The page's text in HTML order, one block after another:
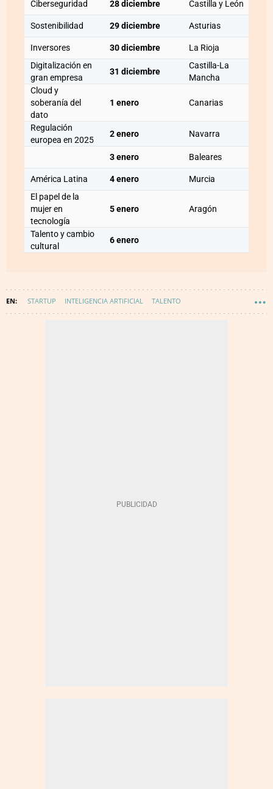
Ciberseguridad 28 diciembre Castilla y León
Sostenibilidad 29 diciembre Asturias
Inversores 30 diciembre
La Rioja
Digitalización en
gran empresa
31 diciembre
Castilla-La
Mancha
Cloud y
soberanía del
dato
1 enero Canarias
Regulación
europea en 2025
2 enero Navarra
3 enero Baleares
América Latina 4 enero
Murcia
El papel de la
mujer en
tecnología
5 enero Aragón
Talento y cambio
cultural
6 enero
STARTUP INTELIGENCIA ARTIFICIAL TALENTO